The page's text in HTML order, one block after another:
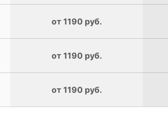
от 1190 руб.
от 1190 руб.
от 1190 руб.